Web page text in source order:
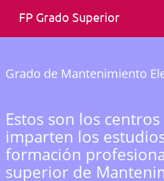
FP Grado Superior
Grado de Mantenimiento
Estos son los
imparten los
formación
superior de